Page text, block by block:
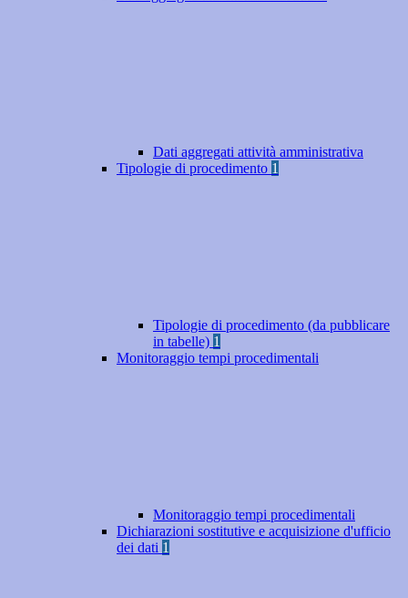
Dati aggregati attività amministrativa
Tipologie di procedimento 1
Tipologie di procedimento (da pubblicare
in tabelle) 1
Monitoraggio tempi procedimentali
Monitoraggio tempi procedimentali
Dichiarazioni sostitutive e acquisizione d'ufficio
dei dati 1